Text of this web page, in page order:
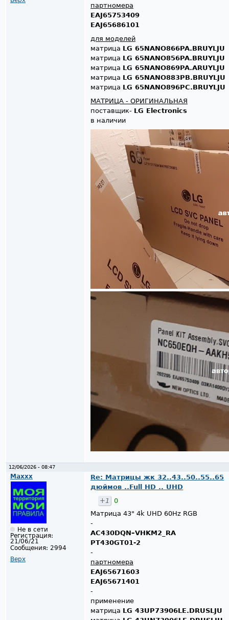
партномера
EAJ65753409
EAJ65686101
для моделей
матрица LG 65NANO866PA.BRUYLJU
матрица LG 65NANO856PA.BRUYLJU
матрица LG 65NANO869PA.ARUYLJU
матрица LG 65NANO883PB.BRUYLJU
матрица LG 65NANO896PC.BRUYLJU
МАТРИЦА - ОРИГИНАЛЬНАЯ
поставщик- LG Electronics
в наличии
12/06/2026 - 08:47
Maxxx
Не в сети
Регистрация:
21/06/21
Сообщения: 2994
Верх
Re: Матрицы жк 32..43..50..55..65
дюймов ..Full HD .. UHD
+1
0
Матрица 43" 4k UHD 60Hz RGB
-
AC430DQN–VHKM2_RA
PT430GT01-2
-
партномера
EAJ65671603
EAJ65671401
-
применение
матрица LG 43UP73906LE.DRUSLJU